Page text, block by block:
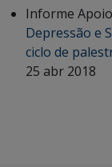
Informe
Depressão e
ciclo de
25 abr 2018